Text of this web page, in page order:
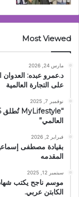
Most Viewed
مارس 24, 2026
د.عمرو عبده: العدوان
على التجارة العالمية
نوفمبر 7, 2025
العالمي”
فبراير 2, 2026
بقيادة مصطفى
المقدمه
سبتمبر 12, 2025
موسم ناجح يكتب
الكابتن عربي.